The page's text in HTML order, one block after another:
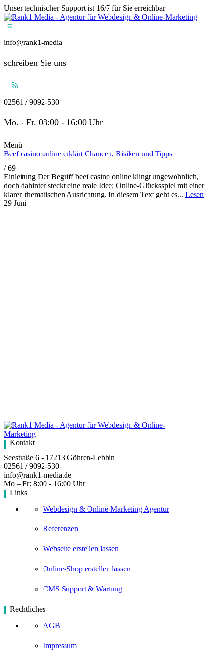
Unser technischer Support ist 16/7 für Sie erreichbar
info@rank1-media
schreiben Sie uns
02561 / 9092-530
Mo. - Fr. 08:00 - 16:00 Uhr
Menü
Beef casino online erklärt Chancen, Risiken und Tipps
/ 69
Einleitung Der Begriff beef casino online klingt ungewöhnlich,
doch dahinter steckt eine reale Idee: Online-Glücksspiel mit einer
klaren thematischen Ausrichtung. In diesem Text geht es... Lesen
29 Juni
Kontakt
Seestraße 6 - 17213 Göhren-Lebbin
02561 / 9092-530
info@rank1-media.de
Mo – Fr: 8:00 - 16:00 Uhr
Links
Webdesign & Online-Marketing Agentur
Referenzen
Webseite erstellen lassen
Online-Shop erstellen lassen
CMS Support & Wartung
Rechtliches
AGB
Impressum